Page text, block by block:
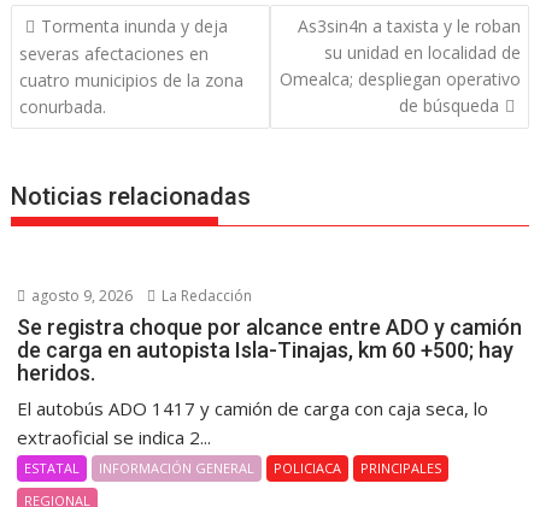
Navegación
de
entradas
Tormenta inunda y deja
severas afectaciones en
cuatro municipios de la zona
conurbada.
As3sin4n a taxista y le roban
su unidad en localidad de
Omealca; despliegan operativo
de búsqueda
Noticias relacionadas
agosto 9, 2026 La Redacción
Se registra choque por alcance entre ADO y camión
de carga en autopista Isla-Tinajas, km 60 +500; hay
heridos.
El autobús ADO 1417 y camión de carga con caja seca, lo
extraoficial se indica 2...
ESTATAL INFORMACIÓN GENERAL POLICIACA
PRINCIPALES
REGIONAL